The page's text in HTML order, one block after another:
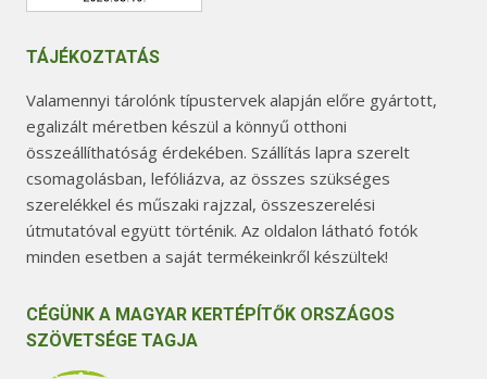
TÁJÉKOZTATÁS
Valamennyi tárolónk típustervek alapján előre gyártott,
egalizált méretben készül a könnyű otthoni
összeállíthatóság érdekében. Szállítás lapra szerelt
csomagolásban, lefóliázva, az összes szükséges
szerelékkel és műszaki rajzzal, összeszerelési
útmutatóval együtt történik. Az oldalon látható fotók
minden esetben a saját termékeinkről készültek!
CÉGÜNK A MAGYAR KERTÉPÍTŐK ORSZÁGOS
SZÖVETSÉGE TAGJA